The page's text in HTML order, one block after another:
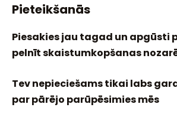
Pieteikšanās
Piesakies jau tagad un apgūsti
pelnīt skaistumkopšanas
Tev nepieciešams tikai labs
par pārējo parūpēsimies mēs